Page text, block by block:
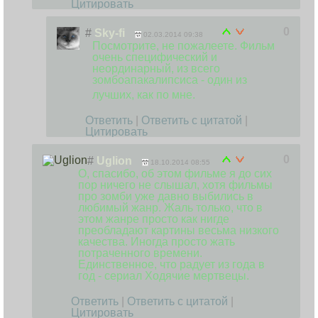
Цитировать
# Sky-fi 02.03.2014 09:38
Посмотрите, не пожалеете. Фильм
очень специфический и
неординарный, из всего
зомбоапакалипсиса - один из
лучших, как по мне.
Ответить Ответить с цитатой
Цитировать
# Uglion 18.10.2014 08:55
О, спасибо, об этом фильме я до сих
пор ничего не слышал, хотя фильмы
про зомби уже давно выбились в
любимый жанр. Жаль только, что в
этом жанре просто как нигде
преобладают картины весьма низкого
качества. Иногда просто жать
потраченного времени.
Единственное, что радует из года в
год - сериал Ходячие мертвецы.
Ответить Ответить с цитатой
Цитировать